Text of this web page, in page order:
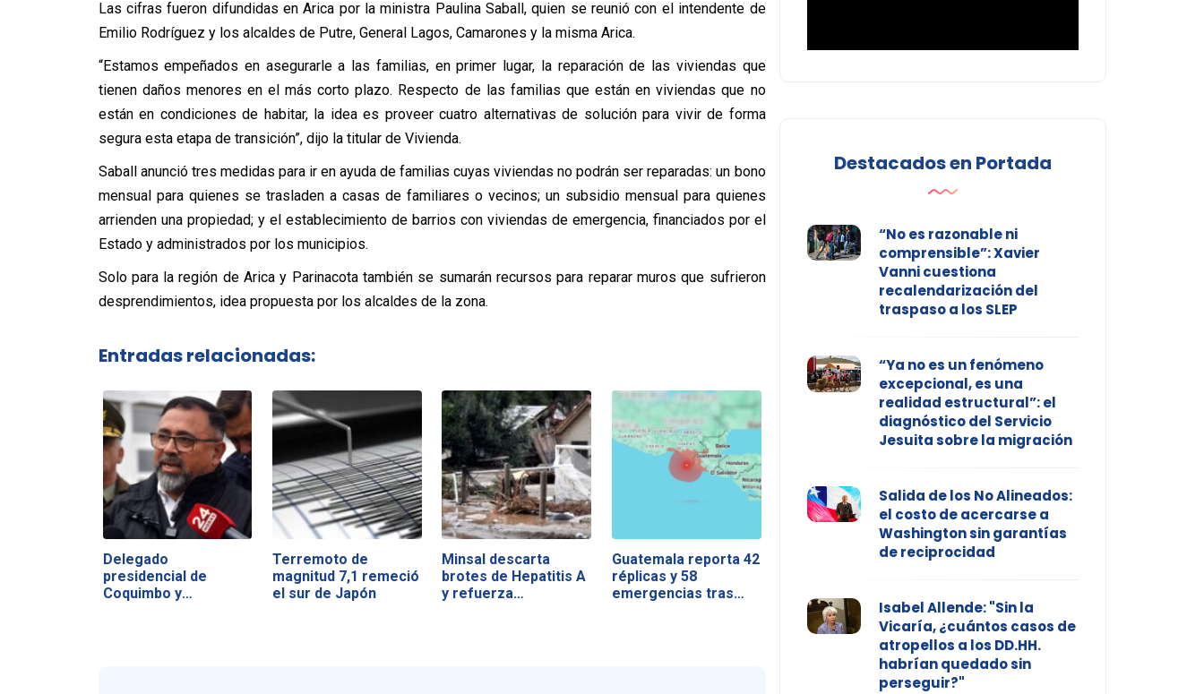
Las cifras fueron difundidas en Arica por la ministra Paulina Saball, quien se reunió con el intendente de
Emilio Rodríguez y los alcaldes de Putre, General Lagos, Camarones y la misma Arica.
“Estamos empeñados en asegurarle a las familias, en primer lugar, la reparación de las viviendas que
tienen daños menores en el más corto plazo. Respecto de las familias que están en viviendas que no
están en condiciones de habitar, la idea es proveer cuatro alternativas de solución para vivir de forma
segura esta etapa de transición”, dijo la titular de Vivienda.
Saball anunció tres medidas para ir en ayuda de familias cuyas viviendas no podrán ser reparadas: un bono
mensual para quienes se trasladen a casas de familiares o vecinos; un subsidio mensual para quienes
arrienden una propiedad; y el establecimiento de barrios con viviendas de emergencia, financiados por el
Estado y administrados por los municipios.
Solo para la región de Arica y Parinacota también se sumarán recursos para reparar muros que sufrieron
desprendimientos, idea propuesta por los alcaldes de la zona.
Entradas relacionadas:
Delegado
presidencial de
Coquimbo y
Terremoto de
magnitud 7,1 remeció
el sur de Japón
Minsal descarta
brotes de Hepatitis A
y refuerza…
Guatemala reporta 42
réplicas y 58
emergencias tras…
Destacados en Portada
“No es razonable ni
comprensible”: Xavier
Vanni cuestiona
recalendarización del
traspaso a los SLEP
“Ya no es un fenómeno
excepcional, es una
realidad estructural”: el
diagnóstico del Servicio
Jesuita sobre la migración
Salida de los No Alineados:
el costo de acercarse a
Washington sin garantías
de reciprocidad
Isabel Allende: "Sin la
Vicaría, ¿cuántos casos de
atropellos a los DD.HH.
habrían quedado sin
perseguir?"